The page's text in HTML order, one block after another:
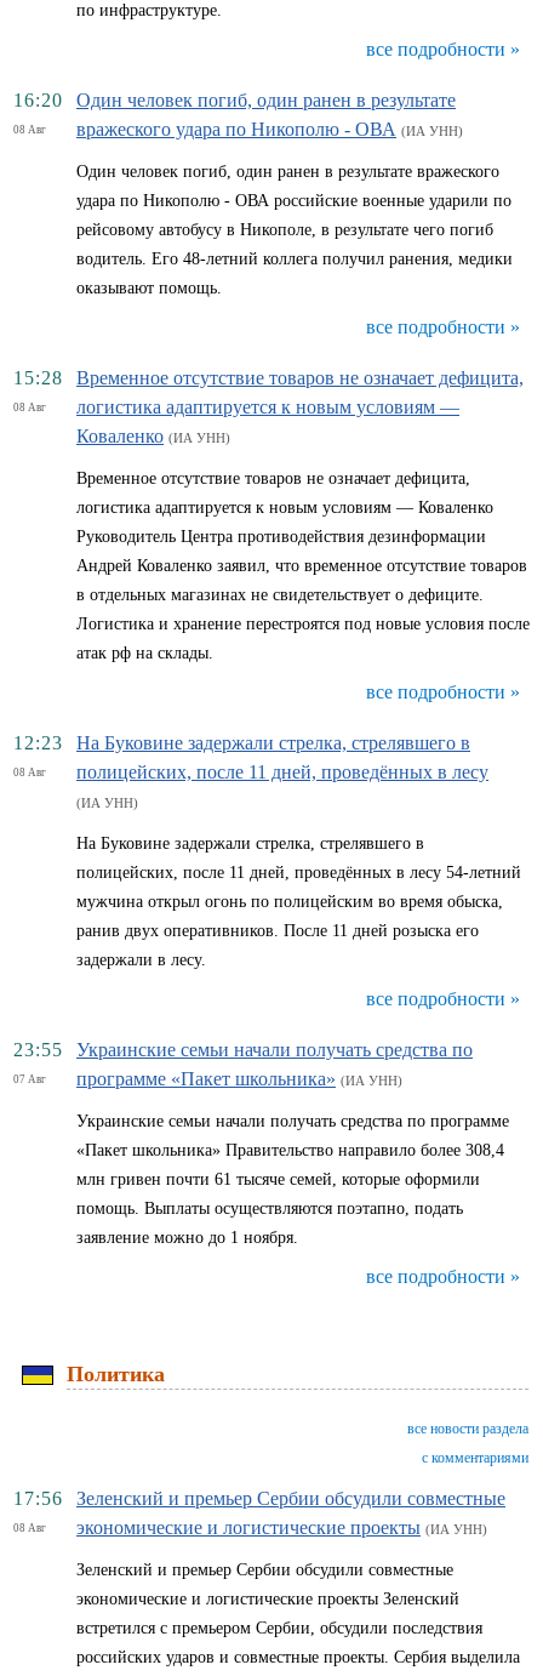
по инфраструктуре.
все подробности »
16:20
08 Авг
Один человек погиб, один ранен в результате
вражеского удара по Никополю - ОВА (ИА УНН)
Один человек погиб, один ранен в результате вражеского
удара по Никополю - ОВА российские военные ударили по
рейсовому автобусу в Никополе, в результате чего погиб
водитель. Его 48-летний коллега получил ранения, медики
оказывают помощь.
все подробности »
15:28
08 Авг
Временное отсутствие товаров не означает дефицита,
логистика адаптируется к новым условиям —
Коваленко (ИА УНН)
Временное отсутствие товаров не означает дефицита,
логистика адаптируется к новым условиям — Коваленко
Руководитель Центра противодействия дезинформации
Андрей Коваленко заявил, что временное отсутствие товаров
в отдельных магазинах не свидетельствует о дефиците.
Логистика и хранение перестроятся под новые условия после
атак рф на склады.
все подробности »
12:23
08 Авг
На Буковине задержали стрелка, стрелявшего в
полицейских, после 11 дней, проведённых в лесу
(ИА УНН)
На Буковине задержали стрелка, стрелявшего в
полицейских, после 11 дней, проведённых в лесу 54-летний
мужчина открыл огонь по полицейским во время обыска,
ранив двух оперативников. После 11 дней розыска его
задержали в лесу.
все подробности »
23:55
07 Авг
Украинские семьи начали получать средства по
программе «Пакет школьника» (ИА УНН)
Украинские семьи начали получать средства по программе
«Пакет школьника» Правительство направило более 308,4
млн гривен почти 61 тысяче семей, которые оформили
помощь. Выплаты осуществляются поэтапно, подать
заявление можно до 1 ноября.
все подробности »
Политика
все новости раздела
с комментариями
17:56
08 Авг
Зеленский и премьер Сербии обсудили совместные
экономические и логистические проекты (ИА УНН)
Зеленский и премьер Сербии обсудили совместные
экономические и логистические проекты Зеленский
встретился с премьером Сербии, обсудили последствия
российских ударов и совместные проекты. Сербия выделила